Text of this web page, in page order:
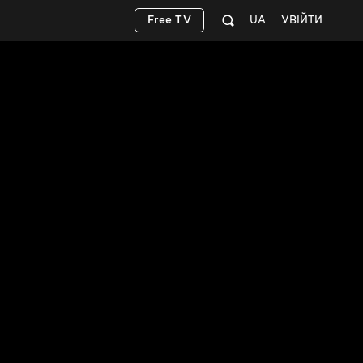
УВІЙТИ
UA
Free TV